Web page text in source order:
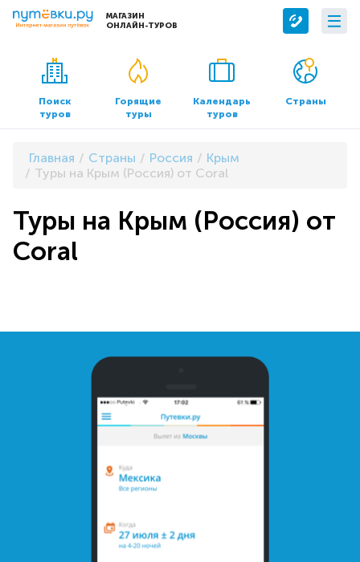
МАГАЗИН
ОНЛАЙН-ТУРОВ
Сервисы
Бронирование отелей
Трансфер
О компании
О нас
Контакты
Документы и реквизиты
Поиск
туров
Горящие
туры
Календарь
туров
Страны
Главная Страны Россия
Крым
Туры на Крым (Россия) от Coral
Туры на Крым (Россия) от
Coral